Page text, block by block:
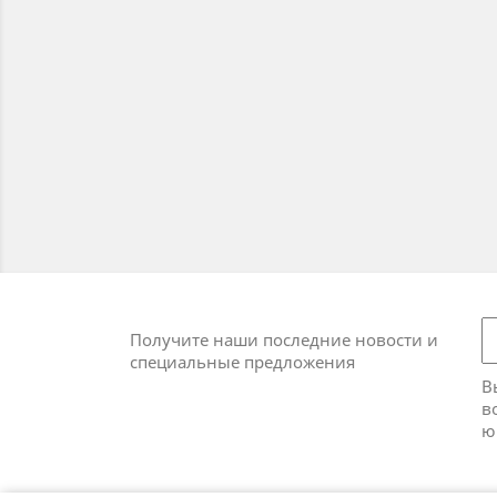
Получите наши последние новости и
специальные предложения